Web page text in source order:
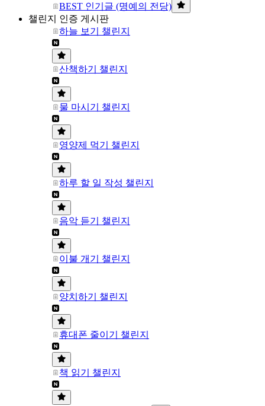
BEST 인기글 (명예의 전당)
챌린지 인증 게시판
하늘 보기 챌린지
산책하기 챌린지
물 마시기 챌린지
영양제 먹기 챌린지
하루 할 일 작성 챌린지
음악 듣기 챌린지
이불 개기 챌린지
양치하기 챌린지
휴대폰 줄이기 챌린지
책 읽기 챌린지